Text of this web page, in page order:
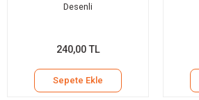
Desenli
240,00 TL
Sepete Ekle